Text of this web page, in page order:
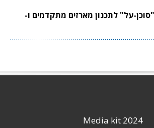
על" לתכנון מארזים מתקדמים ו-
Media kit 2024